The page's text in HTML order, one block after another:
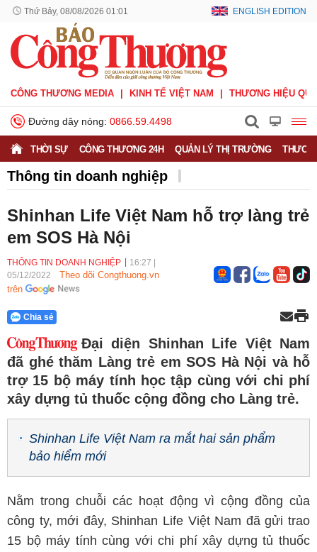
Thứ Bảy, 08/08/2026 01:01 ENGLISH EDITION
CÔNG THƯƠNG MEDIA KINH TẾ VIỆT NAM THƯƠNG HIỆU
Đường dây nóng: 0866.59.4498
THỜI SỰ CÔNG THƯƠNG 24H QUẢN LÝ THỊ TRƯỜNG
Thông tin doanh nghiệp
Doanh nhân
Thông tin doanh nghiệp
Shinhan Life Việt Nam hỗ trợ làng trẻ
em SOS Hà Nội
THÔNG TIN DOANH NGHIỆP 16:27
05/12/2022
Theo dõi Congthuong.vn
trên
Chia sẻ
Đại diện Shinhan Life Việt Nam
đã ghé thăm Làng trẻ em SOS Hà Nội và hỗ
trợ 15 bộ máy tính học tập cùng với chi phí
xây dựng tủ thuốc cộng đồng cho Làng trẻ.
Shinhan Life Việt Nam ra mắt hai sản phẩm
bảo hiểm mới
Nằm trong chuỗi các hoạt động vì cộng đồng của
công ty, mới đây, Shinhan Life Việt Nam đã gửi trao
15 bộ máy tính cùng với chi phí xây dựng tủ thuốc